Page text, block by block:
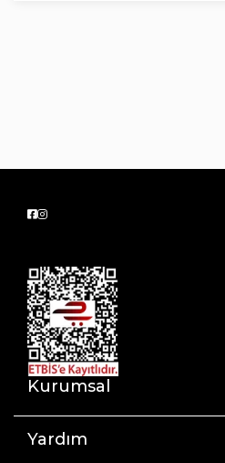
Kurumsal
Yardım